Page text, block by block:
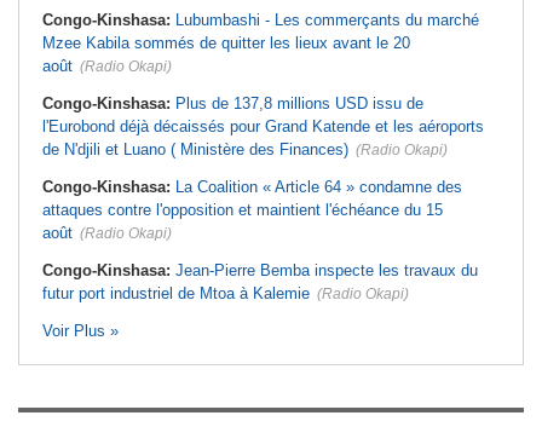
Congo-Kinshasa: Lubumbashi - Les commerçants du marché
Mzee Kabila sommés de quitter les lieux avant le 20
août (Radio Okapi)
Congo-Kinshasa: Plus de 137,8 millions USD issu de
l'Eurobond déjà décaissés pour Grand Katende et les aéroports
de N'djili et Luano ( Ministère des Finances) (Radio Okapi)
Congo-Kinshasa: La Coalition « Article 64 » condamne des
attaques contre l'opposition et maintient l'échéance du 15
août (Radio Okapi)
Congo-Kinshasa: Jean-Pierre Bemba inspecte les travaux du
futur port industriel de Mtoa à Kalemie (Radio Okapi)
Voir Plus »